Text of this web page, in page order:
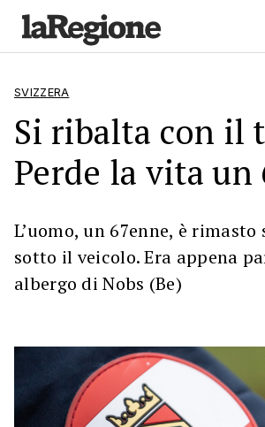
SVIZZERA
Si ribalta con il
Perde la vita un
L’uomo, un 67enne, è
sotto il veicolo. Era appena
albergo di Nobs (Be)